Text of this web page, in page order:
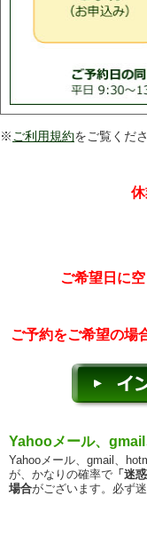
※ ご利用規約をご覧くださ
ご希望日に
ご予約をご希望の場
Yahooメール、
Yahooメール、gmail、
が、かなりの確率で 「迷
場合がございます。必ず